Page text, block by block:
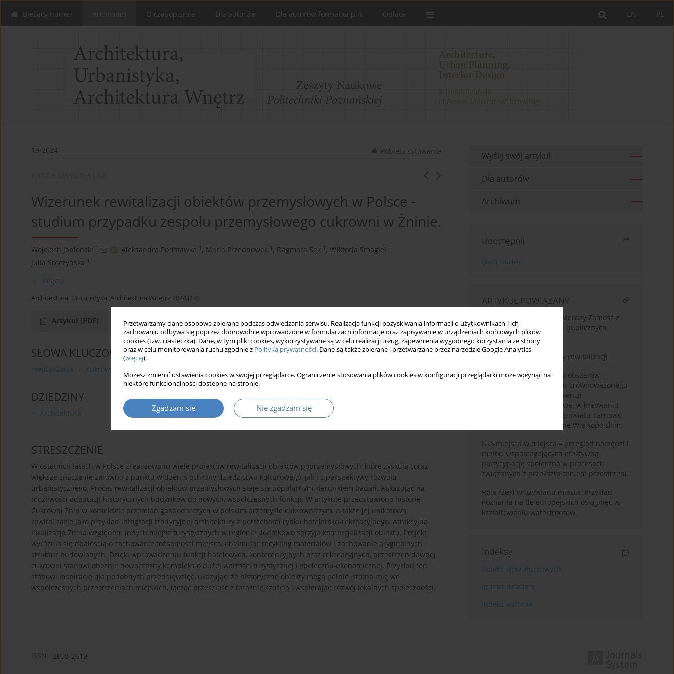
Przetwarzamy dane osobowe zbierane podczas odwiedzania serwisu. Realizacja funkcji pozyskiwania informacji o użytkownikach i ich
zachowaniu odbywa się poprzez dobrowolnie wprowadzone w formularzach informacje oraz zapisywanie w urządzeniach końcowych plików
cookies (tzw. ciasteczka). Dane, w tym pliki cookies, wykorzystywane są w celu realizacji usług, zapewnienia wygodnego korzystania ze strony
oraz w celu monitorowania ruchu zgodnie z Polityką prywatności. Dane są także zbierane i przetwarzane przez narzędzie Google Analytics
(więcej).
Możesz zmienić ustawienia cookies w swojej przeglądarce. Ograniczenie stosowania plików cookies w konfiguracji przeglądarki może wpłynąć na
niektóre funkcjonalności dostępne na stronie.
Zgadzam się Nie zgadzam się
PL
EN
Bieżący numer O czasopiśmie Dla autorów Dla autorów formatka plik Opłata
19/2024 Pobierz cytowanie
Wizerunek rewitalizacji obiektów przemysłowych w Polsce -
studium przypadku zespołu przemysłowego cukrowni w Żninie.
Wojciech Jabłoński 1 , Aleksandra Podstawka 1 , Maria Przednowek 1 , Dagmara Sęk 1 , Wiktoria Smagieł 1 ,
Julia Sroczyńska
1
Więcej
Architektura, Urbanistyka, Architektura Wnętrz 2024;(19)
Artykuł (PDF)
SŁOWA KLUCZOWE
rewitalizacja cukrownia Żnin
DZIEDZINY
Architektura
STRESZCZENIE
W ostatnich latach w Polsce zrealizowano wiele projektów rewitalizacji obiektów poprzemysłowych, które zyskują coraz
większe znaczenie zarówno z punktu widzenia ochrony dziedzictwa kulturowego, jak i z perspektywy rozwoju
urbanistycznego. Proces rewitalizacji obiektów przemysłowych staje się popularnym kierunkiem badań, wskazując na
możliwości adaptacji historycznych budynków do nowych, współczesnych funkcji. W artykule przedstawiono historię
Cukrowni Żnin w kontekście przemian gospodarczych w polskim przemyśle cukrowniczym, a także jej unikatową
rewitalizację jako przykład integracji tradycyjnej architektury z potrzebami rynku hotelarsko-rekreacyjnego. Atrakcyjna
lokalizacja Żnina względem innych miejsc turystycznych w regionie dodatkowo sprzyja komercjalizacji obiektu. Projekt
wyróżnia się dbałością o zachowanie tożsamości miejsca, obejmując recykling materiałów i zachowanie oryginalnych
struktur budowlanych. Dzięki wprowadzeniu funkcji hotelowych, konferencyjnych oraz rekreacyjnych, przestrzeń dawnej
cukrowni stanowi obecnie nowoczesny kompleks o dużej wartości turystycznej i społeczno-ekonomicznej. Przykład ten
stanowi inspirację dla podobnych przedsięwzięć, ukazując, że historyczne obiekty mogą pełnić istotną rolę we
współczesnych przestrzeniach miejskich, łącząc przeszłość z teraźniejszością i wspierając rozwój lokalnych społeczności.
Wyślij swój artykuł
Dla autorów
Archiwum
Udostępnij
ARTYKUŁ POWIĄZANY
Walory kompozycyjne Twierdzy Zamość z
perspektywy przestrzeni publicznych
bulwarów nadrzecznych
Opolno-Zdrój – Problemy rewitalizacji
Postsocjalistyczny rozwój obszarów
peryferyjnych w kierunku zrównoważonego
rozwoju : łączenie interwencji
delibeatywnej i projektowej w kreowaniu
krajobrazu społecznego powiatu Tarnowo
Podgórne w województwie Wielkopolskim.
Nie-miejsca w miejsca – przegląd narzędzi i
metod wspomagających efektywną
partycypację społeczną w procesach
związanych z przekształcaniem przestrzeni.
Rola rzeki w ożywianu miasta. Przykład
Poznania na tle europejskich osiągnięć w
kształtowaniu waterfrontów.
Indeksy
2658-2619